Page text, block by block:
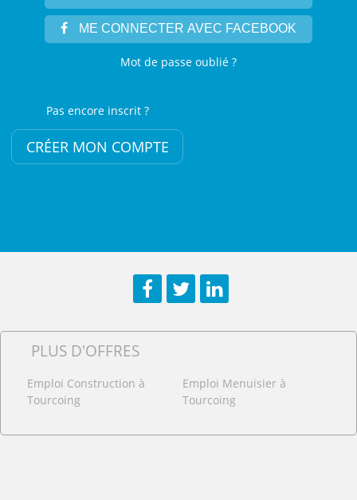
ME CONNECTER AVEC FACEBOOK
Mot de passe oublié ?
Pas encore inscrit ?
CRÉER MON COMPTE
PLUS D'OFFRES
Emploi Construction à
Tourcoing
Emploi Menuisier à
Tourcoing